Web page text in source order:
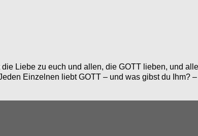
Liebe zu euch und allen, die GOTT lieben, und
Einzel­nen liebt GOTT – und was gib­st du Ihm?